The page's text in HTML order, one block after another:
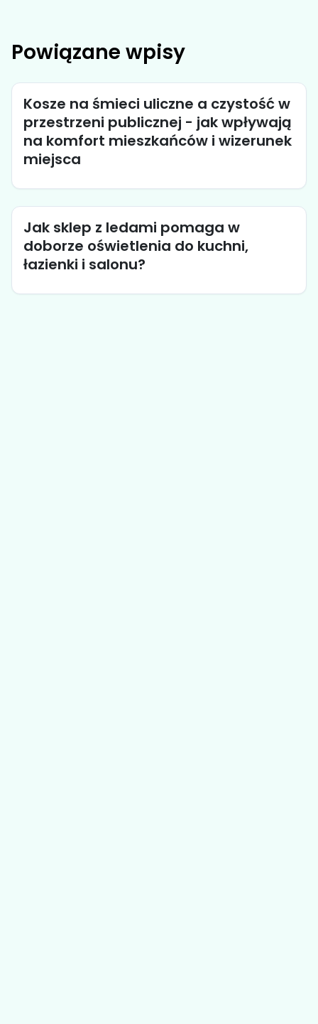
Powiązane wpisy
Kosze na śmieci uliczne a czystość w
przestrzeni publicznej - jak wpływają
na komfort mieszkańców i wizerunek
miejsca
Jak sklep z ledami pomaga w
doborze oświetlenia do kuchni,
łazienki i salonu?